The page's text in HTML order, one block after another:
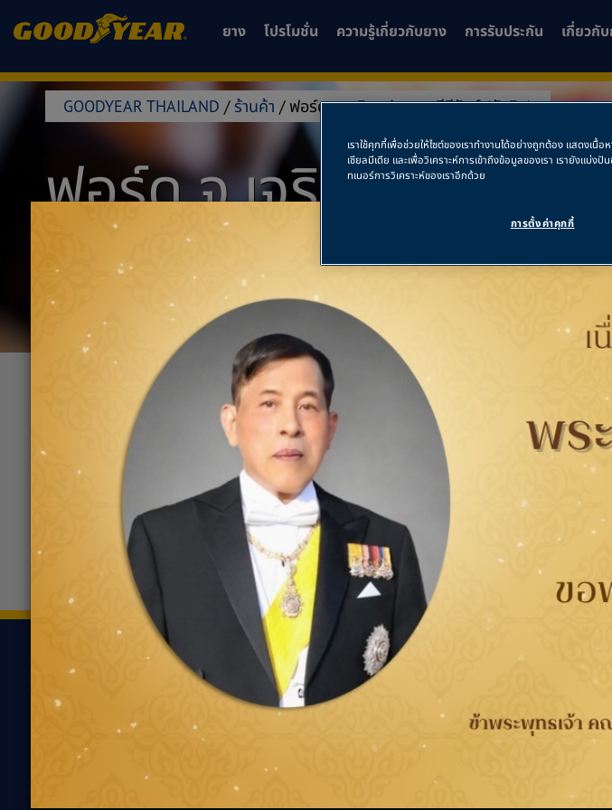
ยาง โปรโมชั่น ความรู้เกี่ยวกับยาง การรับประกัน เกี่ยวกั
GOODYEAR THAILAND / ร้านค้า / ฟอร์ด จ.เจริญ ประจวบคีรีขันธ์ (หัวหิน)
ฟอร์ด จ.เจริญ ประจวบ
ฟอร์ด จ.เจริญ ประจวบคีรีขันธ์
(หัวหิน)
6/143 ซอยหมู่บ้านบ่อฝ้าย
ถ.เพชรเกษม ต.หัวหิน
ขอเส้นทาง
032520999
ยาง
ค้นหาตามประเภทของ
ค้นหาตามประเภทรถยนต์
ตัวแทนจำหน่ายกู๊ด
ความรู้เกี่ยวกับยาง
นวัตกรรมเพื่ออนาคต
แนะนำการเลือกยางที่
ความรู้ทั่วไปเกี่ยวกับยาง
WORRY FREE ขับขี่
เราใช้คุกกี้เพื่อช่วยให้ไซต์ของเราทำงานได้อย่างถูกต้อง แสดงเ
เชียลมีเดีย และเพื่อวิเคราะห์การเข้าถึงข้อมูลของเรา เรายังแบ่
ทเนอร์การวิเคราะห์ของเราอีกด้วย
การตั้งค่าคุกกี้